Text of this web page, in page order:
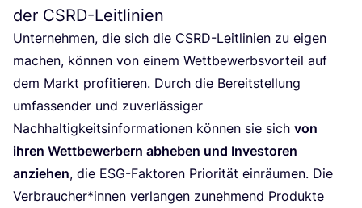
der CSRD-Leitlinien
Unter­neh­men, die sich die CSRD-Leit­li­ni­en zu eigen
machen, kön­nen von einem Wett­be­werbs­vor­teil auf
dem Markt pro­fi­tie­ren. Durch die Bereit­stel­lung
umfas­sen­der und zuver­läs­si­ger
Nach­hal­tig­keits­in­for­ma­tio­nen kön­nen sie sich von
ihren Wett­be­wer­bern abhe­ben und Inves­to­ren
anzie­hen, die ESG-Fak­to­ren Prio­ri­tät ein­räu­men. Die
Verbraucher*innen ver­lan­gen zuneh­mend Pro­duk­te